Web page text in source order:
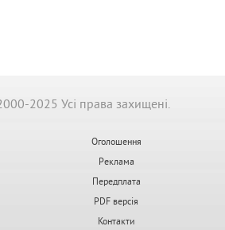
2025 Усі права захищені.
Оголошення
Реклама
Передплата
PDF версія
Контакти